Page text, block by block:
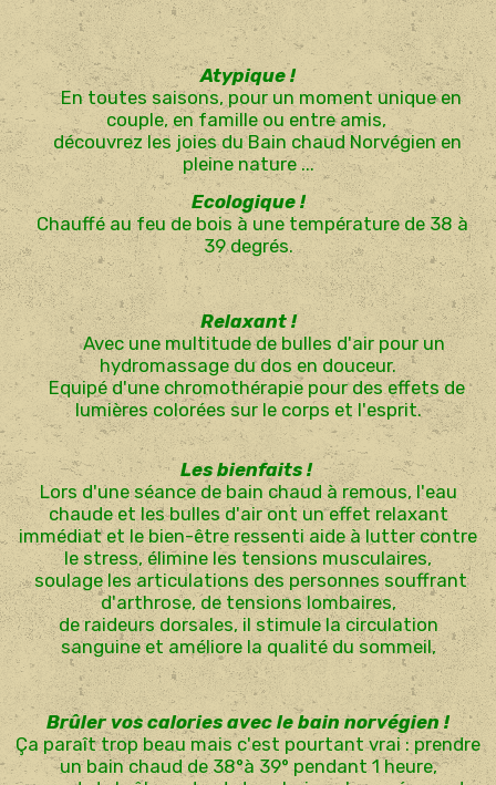
Atypique !
En toutes saisons, pour un moment unique en
couple, en famille ou entre amis,
découvrez les joies du Bain chaud Norvégien en
pleine nature ...
Ecologique !
Chauffé au feu de bois à une température de 38 à
39 degrés.
Relaxant !
Avec une multitude de bulles d'air pour un
hydromassage du dos en douceur.
Equipé d'une chromothérapie pour des effets de
lumières colorées sur le corps et l'esprit.
Les bienfaits !
Lors d'une séance de bain chaud à remous, l'eau
chaude et les bulles d'air ont un effet relaxant
immédiat et le bien-être ressenti aide à lutter contre
le stress, élimine les tensions musculaires,
soulage les articulations des personnes souffrant
d'arthrose, de tensions lombaires,
de raideurs dorsales, il stimule la circulation
sanguine et améliore la qualité du sommeil,
Brûler vos calories avec le bain norvégien !
Ça paraît trop beau mais c'est pourtant vrai : prendre
un bain chaud de 38°à 39° pendant 1 heure,